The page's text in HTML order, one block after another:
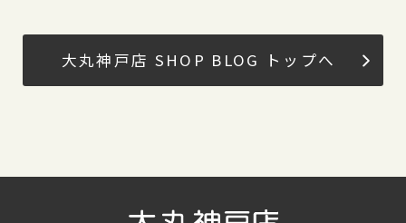
大丸神戸店 SHOP BLOG トップへ